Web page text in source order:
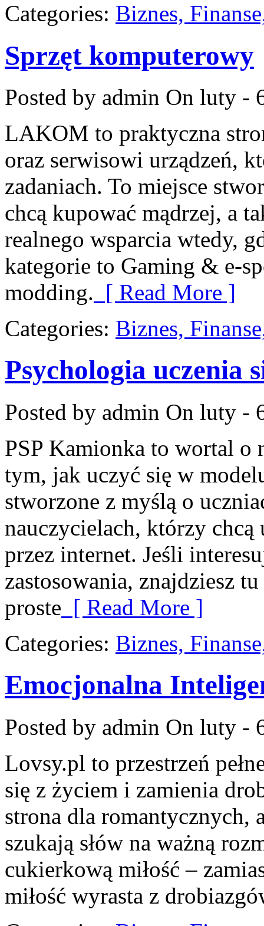
Categories: Biznes,
Sprzęt komputerowy
Posted by admin On luty -
LAKOM to praktyczna
oraz serwisowi urządzeń,
zadaniach. To miejsce
chcą kupować mądrzej, a
realnego wsparcia wtedy,
kategorie to Gaming & e-
modding. [ Read More ]
Categories: Biznes,
Psychologia uczenia
Posted by admin On luty -
PSP Kamionka to wortal o
tym, jak uczyć się w
stworzone z myślą o
nauczycielach, którzy
przez internet. Jeśli
zastosowania, znajdziesz
proste [ Read More ]
Categories: Biznes,
Emocjonalna
Posted by admin On luty -
Lovsy.pl to przestrzeń
się z życiem i zamienia
strona dla romantycznych,
szukają słów na ważną
cukierkową miłość –
miłość wyrasta z